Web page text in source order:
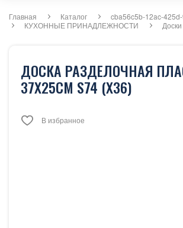
Главная Каталог
cba56c5b-12ac-
КУХОННЫЕ ПРИНАДЛЕЖНОСТИ
ДОСКА РАЗДЕЛОЧНАЯ
37Х25СМ S74 (Х36)
В избранное